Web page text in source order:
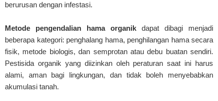
berurusan dengan infestasi.
Metode pengendalian hama organik dapat dibagi menjadi
beberapa kategori: penghalang hama, penghilangan hama secara
fisik, metode biologis, dan semprotan atau debu buatan sendiri.
Pestisida organik yang diizinkan oleh peraturan saat ini harus
alami, aman bagi lingkungan, dan tidak boleh menyebabkan
akumulasi tanah.